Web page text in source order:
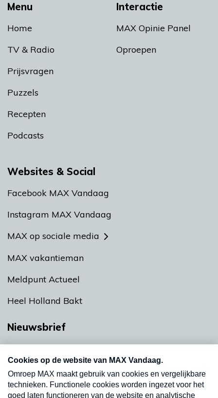
Menu
Home
TV & Radio
Prijsvragen
Puzzels
Recepten
Podcasts
Interactie
MAX Opinie Panel
Oproepen
Websites & Social
Facebook MAX Vandaag
Instagram MAX Vandaag
MAX op sociale media
MAX vakantieman
Meldpunt Actueel
Heel Holland Bakt
Nieuwsbrief
nieuwsbrief. Elke vrijdag- en dinsdagochtend in
uw mailbox.
Verzend